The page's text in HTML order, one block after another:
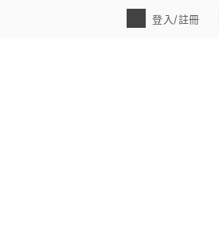
登入/註冊